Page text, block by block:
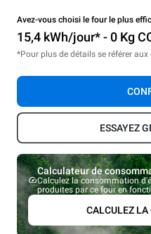
Avez-vous choisi le four le plus
15,4 kWh/jour* - 0 Kg
*Pour plus de détails se référer
ESSAYEZ
Calculateur de
Calculez la consommation
produites par ce four en
CALCULEZ